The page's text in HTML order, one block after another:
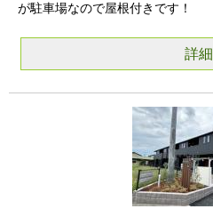
が駐車場なので屋根付きです！
詳細